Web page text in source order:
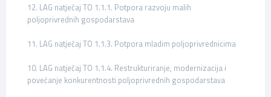
12. LAG natječaj TO 1.1.1. Potpora razvoju malih
poljoprivrednih gospodarstava
11. LAG natječaj TO 1.1.3. Potpora mladim poljoprivrednicima
10. LAG natječaj TO 1.1.4. Restrukturiranje, modernizacija i
povećanje konkurentnosti poljoprivrednih gospodarstava